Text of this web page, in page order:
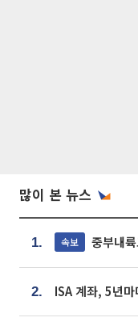
많이 본 뉴스
1. 속보 중부내
2. ISA 계좌, 5년